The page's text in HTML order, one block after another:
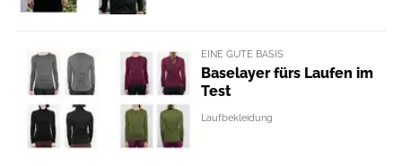
EINE GUTE BASIS
Baselayer fürs Laufen im
Test
Laufbekleidung